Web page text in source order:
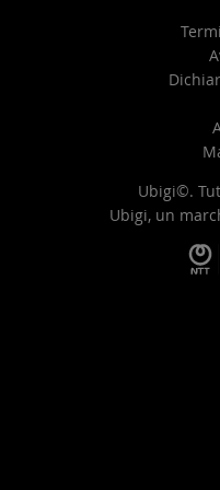
Ubigi©.
Ubigi, un